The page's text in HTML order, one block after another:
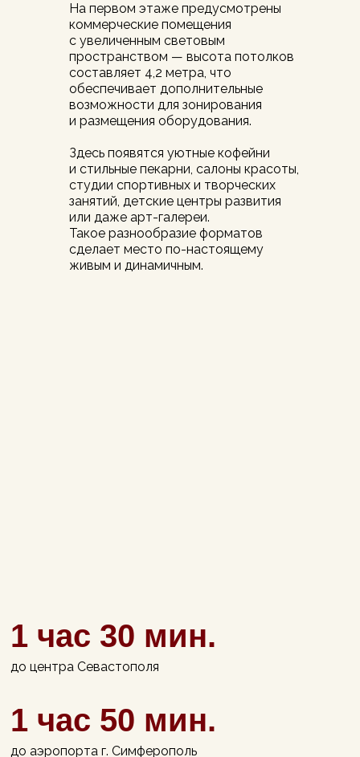
На первом этаже предусмотрены
коммерческие помещения
с увеличенным световым
пространством — высота потолков
составляет 4,2 метра, что
обеспечивает дополнительные
возможности для зонирования
и размещения оборудования.
Здесь появятся уютные кофейни
и стильные пекарни, салоны красоты,
студии спортивных и творческих
занятий, детские центры развития
или даже арт-галереи.
Такое разнообразие форматов
сделает место по-настоящему
живым и динамичным.
1 час 50 мин.
до аэропорта г. Симферополь
1 час 30 мин.
до центра Севастополя